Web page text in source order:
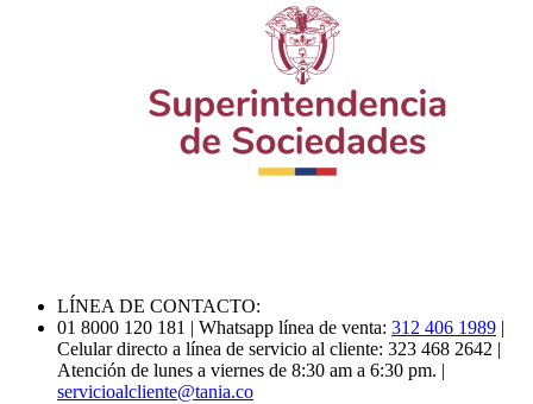
LÍNEA DE CONTACTO:
01 8000 120 181 | Whatsapp línea de venta: 312 406 1989 |
Celular directo a línea de servicio al cliente: 323 468 2642 |
Atención de lunes a viernes de 8:30 am a 6:30 pm. |
servicioalcliente@tania.co